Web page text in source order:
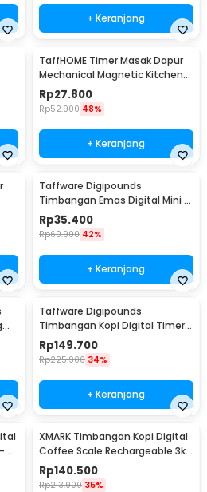
+ Keranjang
TaffHOME Timer Masak Dapur
Mechanical Magnetic Kitchen
Countdown - QR-60
Rp27.800
Rp52.900 48%
+ Keranjang
Taffware Digipounds
Timbangan Emas Digital Mini 7
Units 0.01g 500g - CX-88
Rp35.400
Rp60.900 42%
+ Keranjang
Taffware Digipounds
Timbangan Kopi Digital Timer
Coffee Scale 2kg 0.1g - CN668
Rp149.700
Rp225.900 34%
+ Keranjang
XMARK Timbangan Kopi Digital
Coffee Scale Rechargeable 3kg
0.1g - CX-3
Rp140.500
Rp213.900 35%